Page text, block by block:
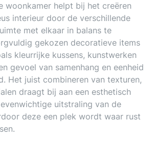
woonkamer helpt bij het creëren
interieur door de verschillende
met elkaar in balans te
gekozen decoratieve items
kleurrijke kussens, kunstwerken
gevoel van samenhang en eenheid
Het juist combineren van texturen,
draagt bij aan een esthetisch
uitstraling van de
deze een plek wordt waar rust